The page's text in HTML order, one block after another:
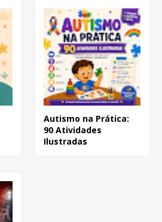
Autismo na Prática:
90 Atividades
Ilustradas